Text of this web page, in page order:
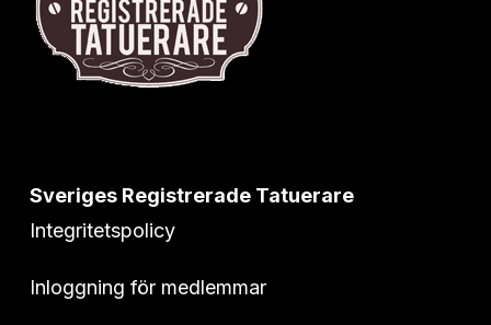
Sveriges Registrerade Tatuerare
Integritetspolicy
Inloggning för medlemmar